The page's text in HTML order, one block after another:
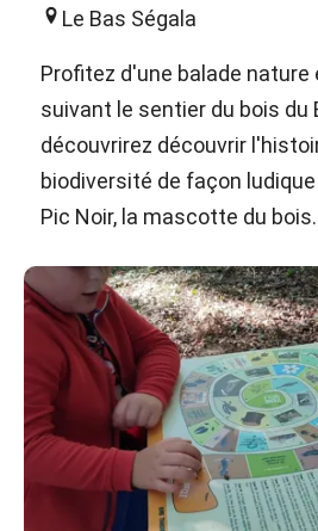
Le Bas Ségala
Profitez d'une balade nature
suivant le sentier du bois du
découvrirez découvrir
biodiversité de façon
Pic Noir, la mascotte du bois.